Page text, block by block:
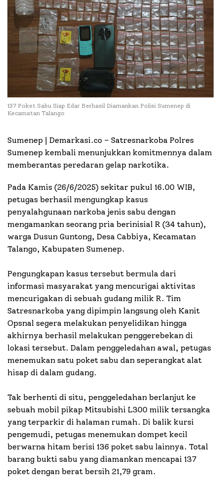
137 Poket Sabu Siap Edar Berhasil Diamankan Polisi Sumenep di
Kecamatan Talango
Sumenep | Demarkasi.co – Satresnarkoba Polres
Sumenep kembali menunjukkan komitmennya dalam
memberantas peredaran gelap narkotika.
Pada Kamis (26/6/2025) sekitar pukul 16.00 WIB,
petugas berhasil mengungkap kasus
penyalahgunaan narkoba jenis sabu dengan
mengamankan seorang pria berinisial R (34 tahun),
warga Dusun Guntong, Desa Cabbiya, Kecamatan
Talango, Kabupaten Sumenep.
Pengungkapan kasus tersebut bermula dari
informasi masyarakat yang mencurigai aktivitas
mencurigakan di sebuah gudang milik R. Tim
Satresnarkoba yang dipimpin langsung oleh Kanit
Opsnal segera melakukan penyelidikan hingga
akhirnya berhasil melakukan penggerebekan di
lokasi tersebut. Dalam penggeledahan awal, petugas
menemukan satu poket sabu dan seperangkat alat
hisap di dalam gudang.
Tak berhenti di situ, penggeledahan berlanjut ke
sebuah mobil pikap Mitsubishi L300 milik tersangka
yang terparkir di halaman rumah. Di balik kursi
pengemudi, petugas menemukan dompet kecil
berwarna hitam berisi 136 poket sabu lainnya. Total
barang bukti sabu yang diamankan mencapai 137
poket dengan berat bersih 21,79 gram.